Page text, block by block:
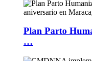
Plan Parto
…